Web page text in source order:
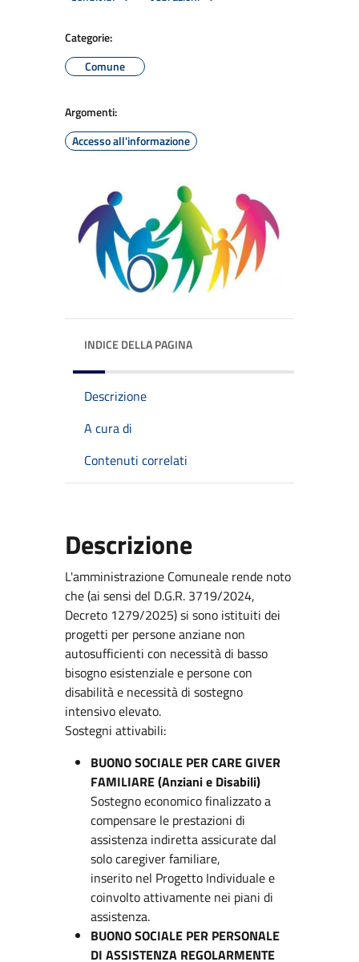
Categorie:
Comune
Argomenti:
Accesso all'informazione
INDICE DELLA PAGINA
Descrizione
A cura di
Contenuti correlati
Descrizione
L'amministrazione Comuneale rende noto
che (ai sensi del D.G.R. 3719/2024,
Decreto 1279/2025) si sono istituiti dei
progetti per persone anziane non
autosufficienti con necessità di basso
bisogno esistenziale e persone con
disabilità e necessità di sostegno
intensivo elevato.
Sostegni attivabili:
BUONO SOCIALE PER CARE GIVER
FAMILIARE (Anziani e Disabili)
Sostegno economico finalizzato a
compensare le prestazioni di
assistenza indiretta assicurate dal
solo caregiver familiare,
inserito nel Progetto Individuale e
coinvolto attivamente nei piani di
assistenza.
BUONO SOCIALE PER PERSONALE
DI ASSISTENZA REGOLARMENTE